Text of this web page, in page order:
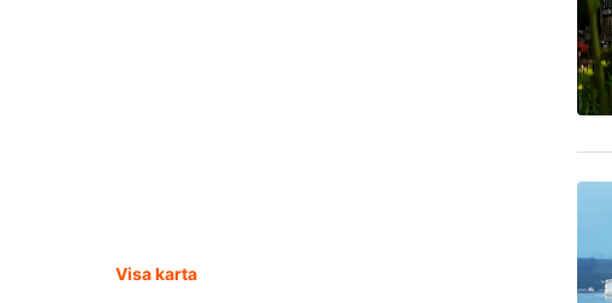
Visa karta